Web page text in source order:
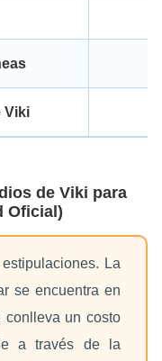
Viki
de Viki para
Oficial)
La
se encuentra en
conlleva un costo
a través de la